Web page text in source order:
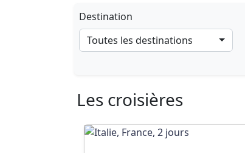
Destination
Toutes les destinations
Les croisières